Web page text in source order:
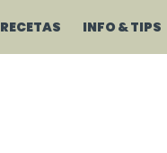
RECETAS INFO & TIPS